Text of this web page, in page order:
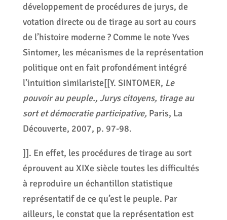
développement de procédures de jurys, de
votation directe ou de tirage au sort au cours
de l’histoire moderne ? Comme le note Yves
Sintomer, les mécanismes de la représentation
politique ont en fait profondément intégré
l’intuition similariste[[Y. SINTOMER, Le
pouvoir au peuple., Jurys citoyens, tirage au
sort et démocratie participative, Paris, La
Découverte, 2007, p. 97-98.
]]. En effet, les procédures de tirage au sort
éprouvent au XIXe siècle toutes les difficultés
à reproduire un échantillon statistique
représentatif de ce qu’est le peuple. Par
ailleurs, le constat que la représentation est